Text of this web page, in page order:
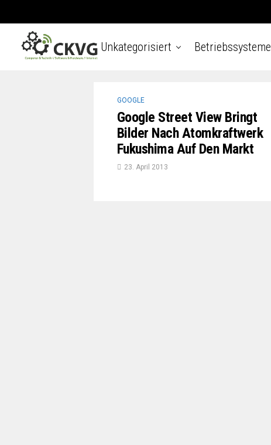
Unkategorisiert Betriebssysteme
GOOGLE
Google Street View Bringt
Bilder Nach Atomkraftwerk
Fukushima Auf Den Markt
23. April 2013